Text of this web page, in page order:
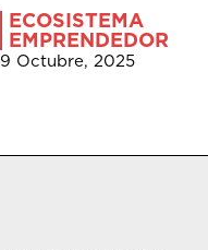
ECOSISTEMA
EMPRENDEDOR
9 Octubre, 2025